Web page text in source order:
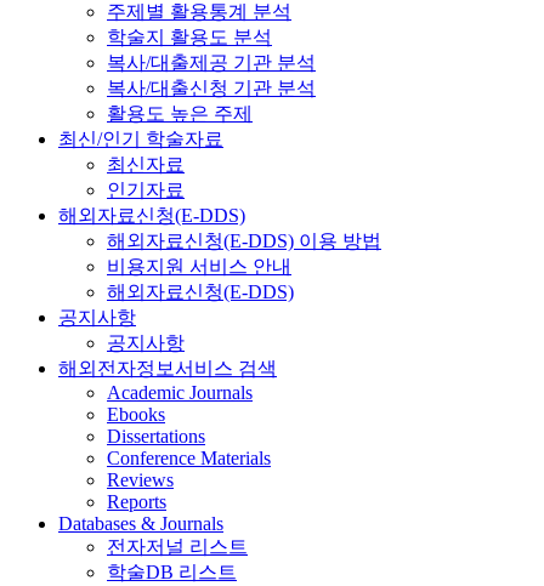
주제별 활용통계 분석
학술지 활용도 분석
복사/대출제공 기관 분석
복사/대출신청 기관 분석
활용도 높은 주제
최신/인기 학술자료
최신자료
인기자료
해외자료신청(E-DDS)
해외자료신청(E-DDS) 이용 방법
비용지원 서비스 안내
해외자료신청(E-DDS)
공지사항
공지사항
해외전자정보서비스 검색
Academic Journals
Ebooks
Dissertations
Conference Materials
Reviews
Reports
Databases & Journals
전자저널 리스트
학술DB 리스트